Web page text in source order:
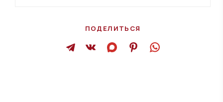
ПОДЕЛИТЬСЯ